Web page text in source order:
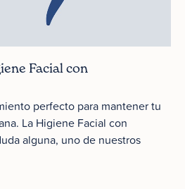
Facial con
perfecto para mantener tu
La Higiene Facial con
alguna, uno de nuestros